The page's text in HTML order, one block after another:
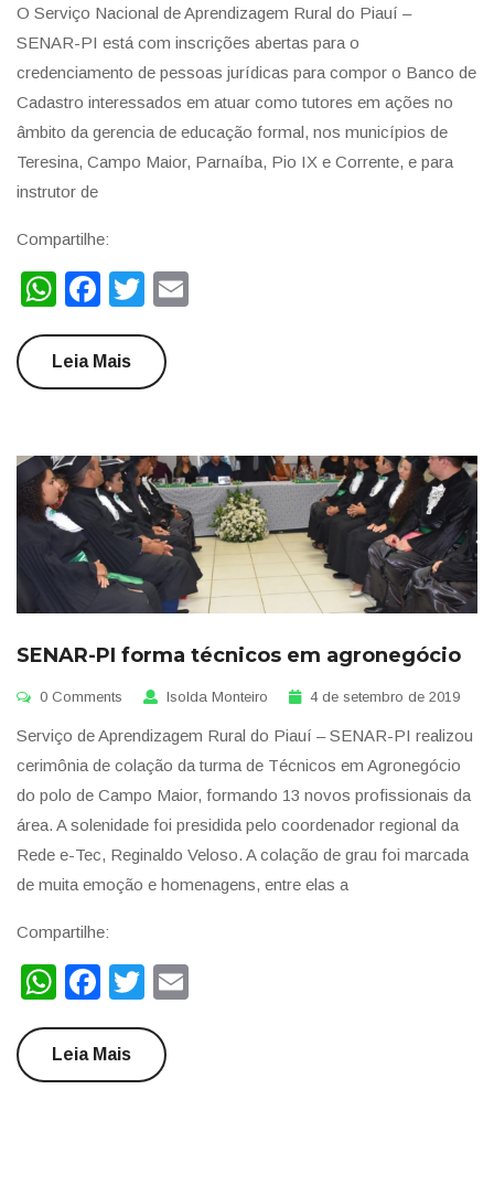
O Serviço Nacional de Aprendizagem Rural do Piauí –
SENAR-PI está com inscrições abertas para o
credenciamento de pessoas jurídicas para compor o Banco de
Cadastro interessados em atuar como tutores em ações no
âmbito da gerencia de educação formal, nos municípios de
Teresina, Campo Maior, Parnaíba, Pio IX e Corrente, e para
instrutor de
Compartilhe:
WhatsApp
Facebook
Twitter
Leia Mais
SENAR-PI forma técnicos em agronegócio
0 Comments Isolda Monteiro 4 de setembro de 2019
Serviço de Aprendizagem Rural do Piauí – SENAR-PI realizou
cerimônia de colação da turma de Técnicos em Agronegócio
do polo de Campo Maior, formando 13 novos profissionais da
área. A solenidade foi presidida pelo coordenador regional da
Rede e-Tec, Reginaldo Veloso. A colação de grau foi marcada
de muita emoção e homenagens, entre elas a
Compartilhe:
WhatsApp
Facebook
Twitter
Leia Mais